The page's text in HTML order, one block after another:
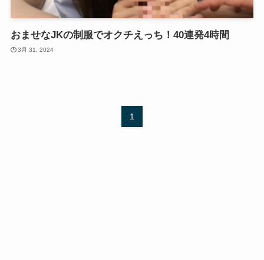
おませなJKの制服でオクチえっち！40連発4時間
3月 31, 2024
1